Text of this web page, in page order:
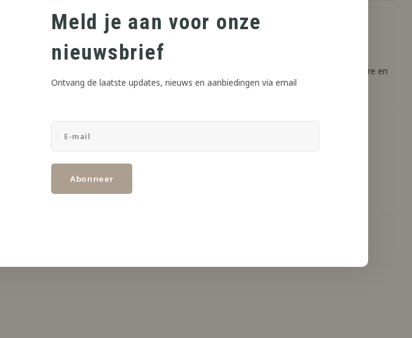
Meld je aan voor onze
nieuwsbrief
Ontvang de laatste updates, nieuws en aanbiedingen via email
Abonneer
zoals bakken, koken, dranken en DIY-projecten. Deze aroma’s zijn ontworpen om pure en
is niet geschikt voor puur gebruik en dient altijd verdund te worden.